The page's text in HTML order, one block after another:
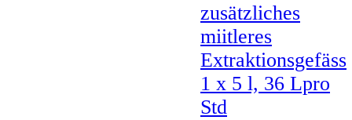
zusätzliches
miitleres
Extraktionsgefäss
1 x 5 l, 36 Lpro
Std